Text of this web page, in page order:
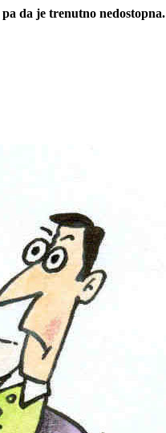
da je trenutno nedostopna.